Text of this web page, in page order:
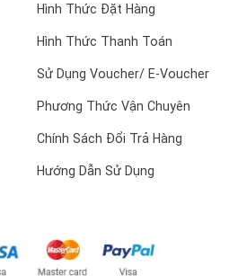
Hình Thức Đặt Hàng
Hình Thức Thanh Toán
Sử Dụng Voucher/ E-Voucher
Phương Thức Vận Chuyên
Chính Sách Đổi Trả Hàng
Hướng Dẫn Sử Dụng